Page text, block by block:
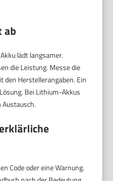
ab
lädt langsamer.
die Leistung. Messe die
den Herstellerangaben. Ein
Bei Lithium-Akkus
Code oder eine Warnung.